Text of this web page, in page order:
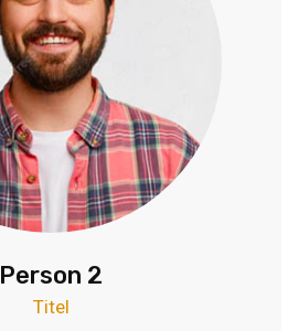
Person 2
Titel